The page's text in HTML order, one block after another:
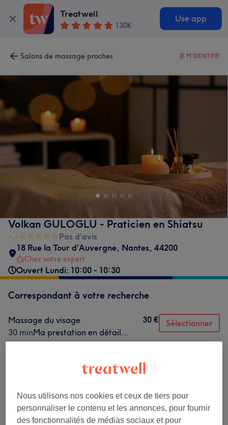
Treatwell
130K
Use app
Salons de massage proches JE M'IDENTIFIE
Volkan GULOGLU - Praticien en Shiatsu
-,-
Pas d'avis
18 Rue la Tour d'Auvergne, Nantes, 44200
Chez votre expert
Ouvert Lundi: 10:00 - 10:30
Correspondant à votre recherche
Massage du visage
30 minMa prestation en détail...
30 € Sélectionner
Ma prestation en détail...
enfant
30 minMa prestation en détail...
Nous utilisons nos cookies et ceux de tiers pour
personnaliser le contenu et les annonces, pour fournir
des fonctionnalités de médias sociaux et pour